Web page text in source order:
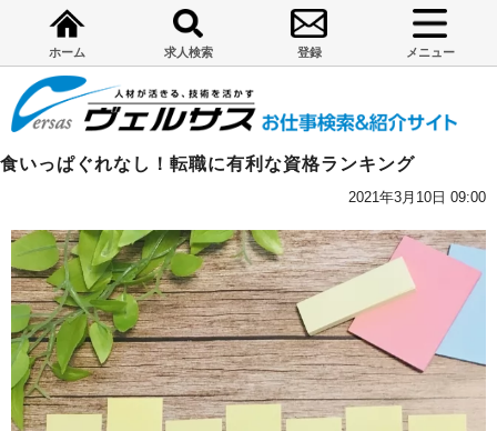
ホーム 求人検索 登録 メニュー
食いっぱぐれなし！転職に有利な資格ランキング
2021年3月10日 09:00